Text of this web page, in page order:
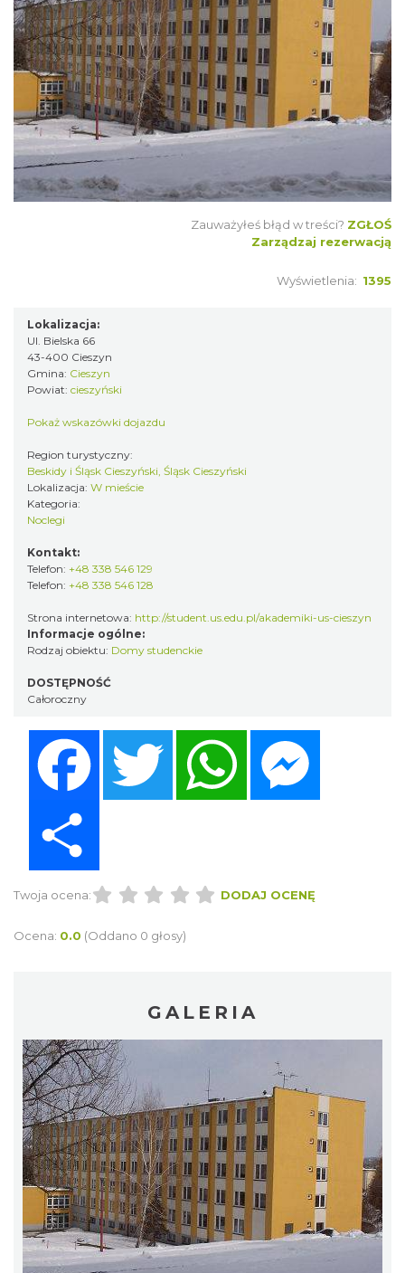
Zauważyłeś błąd w treści? ZGŁOŚ
Zarządzaj rezerwacją
Wyświetlenia: 1395
Lokalizacja:
Ul. Bielska 66
43-400 Cieszyn
Gmina: Cieszyn
Powiat: cieszyński
Pokaż wskazówki dojazdu
Region turystyczny:
Beskidy i Śląsk Cieszyński, Śląsk Cieszyński
Lokalizacja: W mieście
Kategoria:
Noclegi
Kontakt:
Telefon: +48 338 546 129
Telefon: +48 338 546 128
Strona internetowa: http://student.us.edu.pl/akademiki-us-cieszyn
Informacje ogólne:
Rodzaj obiektu: Domy studenckie
DOSTĘPNOŚĆ
Całoroczny
Twitter
Twoja ocena: DODAJ OCENĘ
Ocena: 0.0 (Oddano 0 głosy)
GALERIA